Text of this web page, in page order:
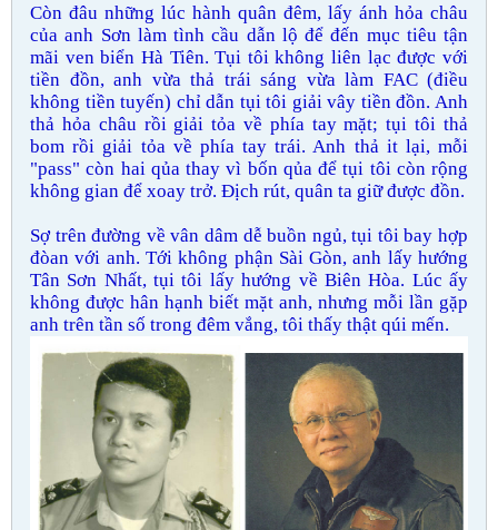
Còn đâu những lúc hành quân đêm, lấy ánh hỏa châu
của anh Sơn làm tình cầu dẫn lộ để đến mục tiêu tận
mãi ven biển Hà Tiên. Tụi tôi không liên lạc được với
tiền đồn, anh vừa thả trái sáng vừa làm FAC (điều
không tiền tuyến) chỉ dẫn tụi tôi giải vây tiền đồn. Anh
thả hỏa châu rồi giải tỏa về phía tay mặt; tụi tôi thả
bom rồi giải tỏa về phía tay trái. Anh thả it lại, mỗi
"pass" còn hai qủa thay vì bốn qủa để tụi tôi còn rộng
không gian để xoay trở. Địch rút, quân ta giữ được đồn.
Sợ trên đường về vân dâm dễ buồn ngủ, tụi tôi bay hợp
đòan với anh. Tới không phận Sài Gòn, anh lấy hướng
Tân Sơn Nhất, tụi tôi lấy hướng về Biên Hòa. Lúc ấy
không được hân hạnh biết mặt anh, nhưng mỗi lần gặp
anh trên tần số trong đêm vắng, tôi thấy thật qúi mến.